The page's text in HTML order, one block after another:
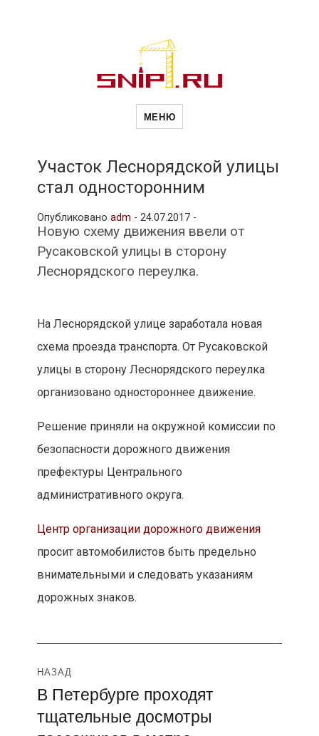
Новости
и
другие связанные со стройкой
рубрики
МЕНЮ
Участок Леснорядской улицы
стал односторонним
Опубликовано adm - 24.07.2017 -
Новую схему движения ввели от
Русаковской улицы в сторону
Леснорядского переулка.
На Леснорядской улице заработала новая
схема проезда транспорта. От Русаковской
улицы в сторону Леснорядского переулка
организовано одностороннее движение.
Решение приняли на окружной комиссии по
безопасности дорожного движения
префектуры Центрального
административного округа.
Центр организации дорожного движения
просит автомобилистов быть предельно
внимательными и следовать указаниям
дорожных знаков.
Навигация
по
НАЗАД
Предыдущая
запись:
В Петербурге проходят
тщательные досмотры